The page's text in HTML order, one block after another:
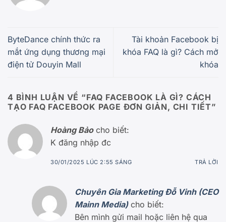
ByteDance chính thức ra
mắt ứng dụng thương mại
điện tử Douyin Mall
Tài khoản Facebook bị
khóa FAQ là gì? Cách mở
khóa
4 BÌNH LUẬN VỀ “FAQ FACEBOOK LÀ GÌ? CÁCH
TẠO FAQ FACEBOOK PAGE ĐƠN GIẢN, CHI TIẾT”
Hoàng Bảo cho biết:
K đăng nhập đc
30/01/2025 LÚC 2:55 SÁNG TRẢ LỜI
Chuyên Gia Marketing Đỗ Vinh (CEO
Mainn Media) cho biết:
Bên mình gửi mail hoặc liên hệ qua